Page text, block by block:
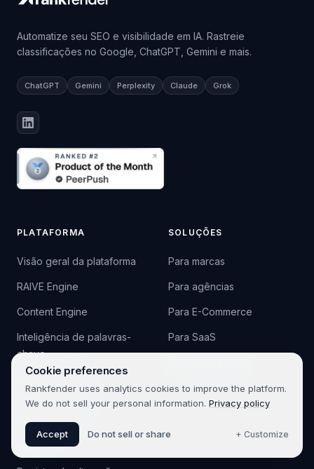
Automatize seu SEO e visibilidade em IA. Rastreie
classificações no Google, ChatGPT, Gemini e mais.
ChatGPT Gemini Perplexity Claude Grok
PLATAFORMA
Visão geral da plataforma
RAIVE Engine
Content Engine
Inteligência de palavras-
chave
Rastreamento de
concorrentes
RAISA Assistant
Preços
SOLUÇÕES
Para marcas
Para agências
Para E-Commerce
Para SaaS
Cookie preferences
Rankfender uses analytics cookies to improve the platform.
We do not sell your personal information. Privacy policy
Accept Do not sell or share + Customize